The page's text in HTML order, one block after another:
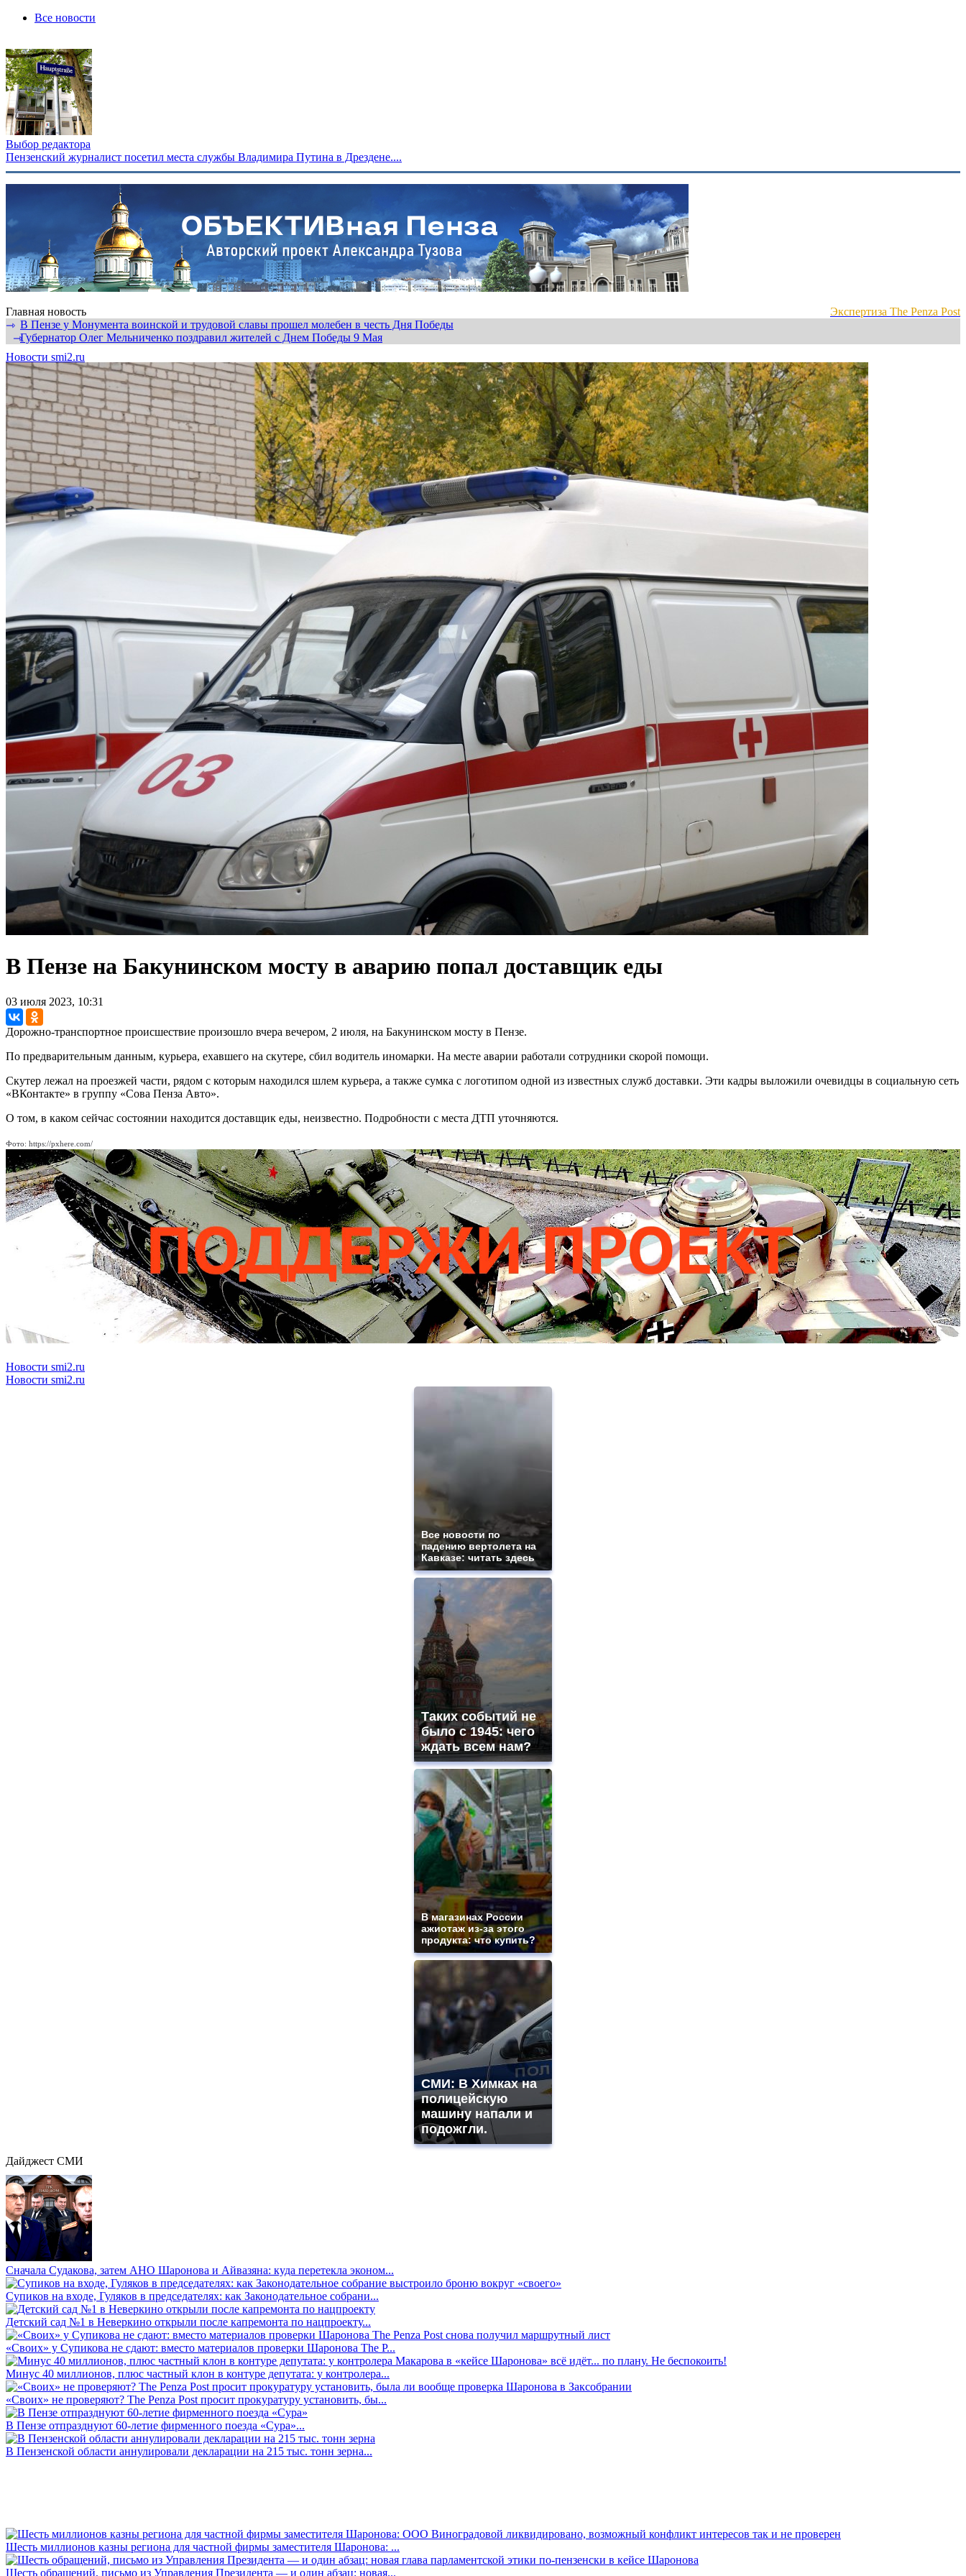
Все новости
Выбор редактора
Пензенский журналист посетил места службы Владимира Путина в Дрездене....
Главная новость
Экспертиза The Penza Post
⇾ В Пензе у Монумента воинской и трудовой славы прошел молебен в честь Дня Победы
⇾Губернатор Олег Мельниченко поздравил жителей с Днем Победы 9 Мая
Новости smi2.ru
В Пензе на Бакунинском мосту в аварию попал доставщик еды
03 июля 2023, 10:31
Дорожно-транспортное происшествие произошло вчера вечером, 2 июля, на Бакунинском мосту в Пензе.
По предварительным данным, курьера, ехавшего на скутере, сбил водитель иномарки. На месте аварии работали сотрудники скорой помощи.
Скутер лежал на проезжей части, рядом с которым находился шлем курьера, а также сумка с логотипом одной из известных служб доставки. Эти кадры выложили очевидцы в социальную сеть
«ВКонтакте» в группу «Сова Пенза Авто».
О том, в каком сейчас состоянии находится доставщик еды, неизвестно. Подробности с места ДТП уточняются.
Фото: https://pxhere.com/
Новости smi2.ru
Новости smi2.ru
Все новости по
падению вертолета на
Кавказе: читать здесь
Таких событий не
было с 1945: чего
ждать всем нам?
В магазинах России
ажиотаж из-за этого
продукта: что купить?
СМИ: В Химках на
полицейскую
машину напали и
подожгли.
Дайджест СМИ
Сначала Судакова, затем АНО Шаронова и Айвазяна: куда перетекла эконом...
Супиков на входе, Гуляков в председателях: как Законодательное собрани...
Детский сад №1 в Неверкино открыли после капремонта по нацпроекту...
«Своих» у Супикова не сдают: вместо материалов проверки Шаронова The P...
Минус 40 миллионов, плюс частный клон в контуре депутата: у контролера...
«Своих» не проверяют? The Penza Post просит прокуратуру установить, бы...
В Пензе отпразднуют 60-летие фирменного поезда «Сура»...
В Пензенской области аннулировали декларации на 215 тыс. тонн зерна...
Шесть миллионов казны региона для частной фирмы заместителя Шаронова: ...
Шесть обращений, письмо из Управления Президента — и один абзац: новая...